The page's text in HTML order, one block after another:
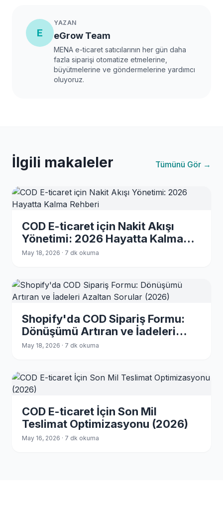
E
YAZAN
eGrow Team
MENA e-ticaret satıcılarının her gün daha
fazla siparişi otomatize etmelerine,
büyütmelerine ve göndermelerine yardımcı
oluyoruz.
İlgili makaleler Tümünü Gör →
COD E-ticaret için Nakit Akışı
Yönetimi: 2026 Hayatta Kalma
Rehberi
May 18, 2026 · 7 dk okuma
Shopify'da COD Sipariş Formu:
Dönüşümü Artıran ve İadeleri
Azaltan Sorular (2026)
May 18, 2026 · 7 dk okuma
COD E-ticaret İçin Son Mil
Teslimat Optimizasyonu (2026)
May 16, 2026 · 7 dk okuma